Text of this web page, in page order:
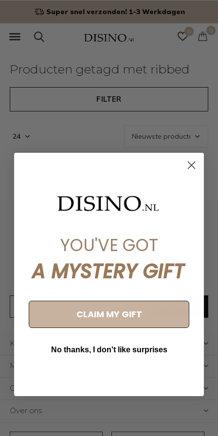
0 0
Super snel verzonden! 1-3 Werkdagen
Producten getagd met ribbed
FILTER
Meld je aan voor onze
Ontvang de nieuwste aanbiedingen en promoties
ABONNEER
Klantenservice
Mijn account
Categorieën
Over ons
YOU'VE GOT
A MYSTERY GIFT
CLAIM MY GIFT
No thanks, I don't like surprises